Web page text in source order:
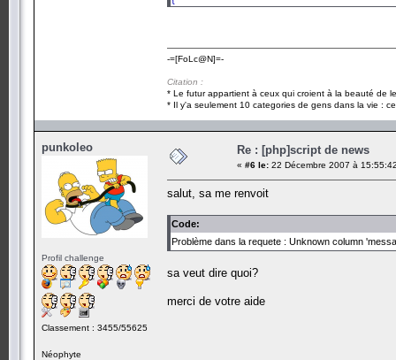
?>
-=[FoLc@N]=-
Citation :
* Le futur appartient à ceux qui croient à la beauté de
* Il y'a seulement 10 categories de gens dans la vie :
punkoleo
Profil challenge
Classement : 3455/55625
Néophyte
Re : [php]script de news
« #6 le: 22 Décembre 2007 à
salut, sa me renvoit
Code:
Problème dans la requete : Unknown column
sa veut dire quoi?
merci de votre aide